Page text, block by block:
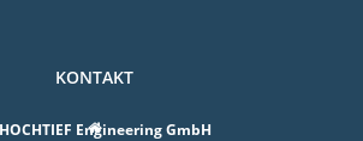
KONTAKT
HOCHTIEF Engineering GmbH